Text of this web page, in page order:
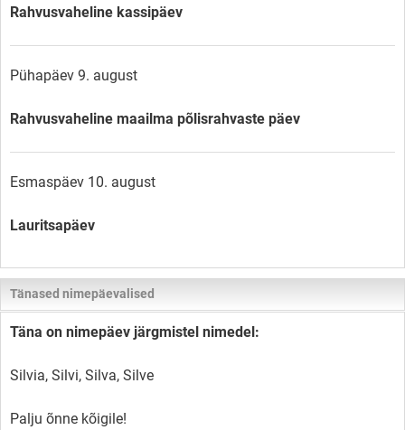
Rahvusvaheline kassipäev
Pühapäev 9. august
Rahvusvaheline maailma põlisrahvaste päev
Esmaspäev 10. august
Lauritsapäev
Tänased nimepäevalised
Täna on nimepäev järgmistel nimedel:
Silvia, Silvi, Silva, Silve
Palju õnne kõigile!